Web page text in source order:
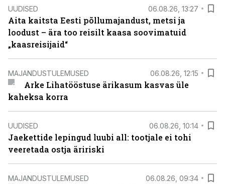
UUDISED 06.08.26, 13:27
Aita kaitsta Eesti põllumajandust, metsi ja
loodust – ära too reisilt kaasa soovimatuid
„kaasreisijaid“
MAJANDUSTULEMUSED 06.08.26, 12:15
Arke Lihatööstuse ärikasum kasvas üle
kaheksa korra
UUDISED 06.08.26, 10:14
Jaekettide lepingud luubi all: tootjale ei tohi
veeretada ostja äririski
MAJANDUSTULEMUSED 06.08.26, 09:34